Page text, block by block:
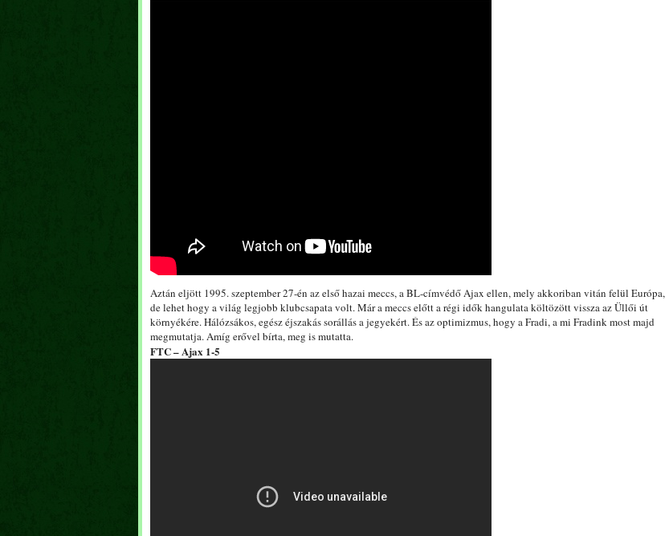
Aztán eljött 1995. szeptember 27-én az első hazai meccs, a BL-címvédő Ajax ellen, mely akkoriban vitán felül Európa,
de lehet hogy a világ legjobb klubcsapata volt. Már a meccs előtt a régi idők hangulata költözött vissza az Üllői út
környékére. Hálózsákos, egész éjszakás sorállás a jegyekért. És az optimizmus, hogy a Fradi, a mi Fradink most majd
megmutatja. Amíg erővel bírta, meg is mutatta.
FTC – Ajax 1-5